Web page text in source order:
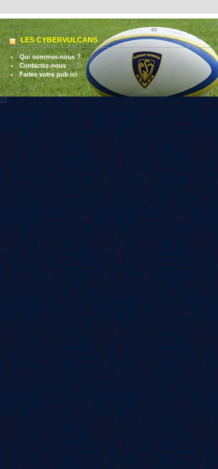
LES CYBERVULCANS
Qui sommes-nous ?
Contactez-nous
Faites votre pub ici
22